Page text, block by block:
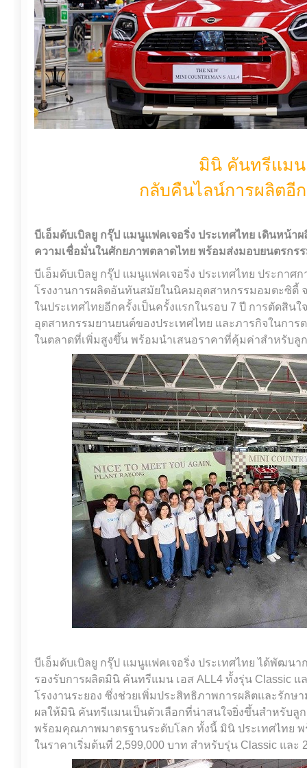
มินิ คันทรีแม
กลับคืนไลน์การผลิตอี
บีเอ็มดับเบิลยู กรุ๊ป แมนูแฟคเจอริ่ง ประเทศไทย เดินหน้
ความเชื่อมั่นในศักยภาพตลาดไทย พร้อมส่งมอบยนตรกร
บีเอ็มดับเบิลยู กรุ๊ป แมนูแฟคเจอริ่ง ประเทศไทย ประกา
โรงงานการผลิตอันทันสมัยในนิคมอุตสาหกรรมอมตะซิตี้
ในประเทศไทยอีกครั้งเป็นครั้งแรกในรอบ 7 ปี การตัดสิ
อุตสาหกรรมยานยนต์ของประเทศไทย และภารกิจในกา
ในตลาดที่เพิ่มสูงขึ้น พร้อมนำเสนอราคาที่คุ้มค่าสำหรับลู
บีเอ็มดับเบิลยู กรุ๊ป แมนูแฟคเจอริ่ง ประเทศไทย ได้พัฒน
รองรับการผลิตมินิ คันทรีแมน เอส ALL4 ทั้งรุ่น Classic
โรงงานระยอง ซึ่งช่วยเพิ่มประสิทธิภาพการผลิตและรัก
ผลให้มินิ คันทรีแมนเป็นตัวเลือกที่น่าสนใจยิ่งขึ้นสำหรับลู
พร้อมคุณภาพมาตรฐานระดับโลก ทั้งนี้ มินิ ประเทศไทย
ในราคาเริ่มต้นที่ 2,599,000 บาท สำหรับรุ่น Classic และ